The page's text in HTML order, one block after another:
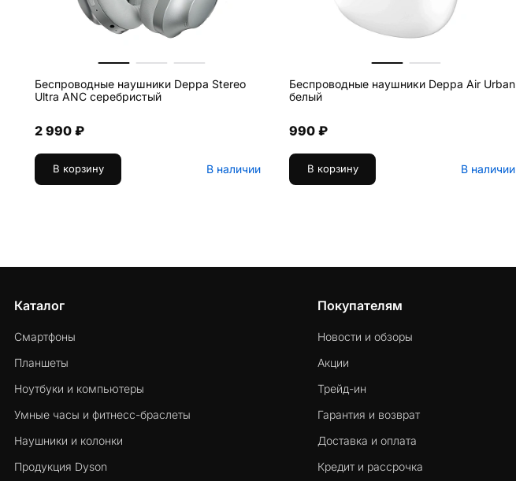
Беспроводные наушники Deppa Stereo
Ultra ANC серебристый
2 990 ₽
В корзину В наличии
Беспроводные наушники Deppa Air Urban
белый
990 ₽
В корзину В наличии
Каталог
Смартфоны
Планшеты
Ноутбуки и компьютеры
Умные часы и фитнесс-браслеты
Наушники и колонки
Продукция Dyson
Покупателям
Новости и обзоры
Акции
Трейд-ин
Гарантия и возврат
Доставка и оплата
Кредит и рассрочка